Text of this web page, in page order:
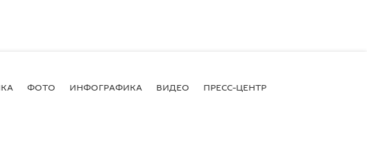
ФОТО ИНФОГРАФИКА ВИДЕО ПРЕСС-ЦЕНТР